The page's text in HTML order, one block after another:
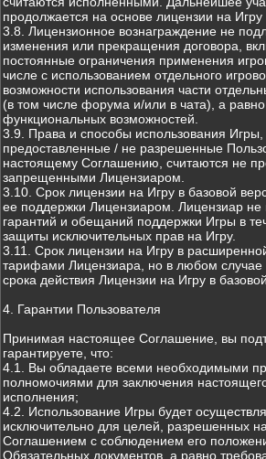
продолжается на основе лицензии на Игру
3.8. Лицензионное вознаграждение не
изменения или прекращения договора,
постоянные ограничения применения
числе с использованием отдельного
возможности использования части
(в том числе форума и/или в чата), а
функциональных возможностей.
3.9. Права и способы использования
предоставленные / не разрешенные
настоящему Соглашению, считаются не
запрещенными Лицензиаром.
3.10. Срок лицензии на Игру в базовой
ее поддержки Лицензиаром. Лицензиар не
гарантий и обещаний поддержки Игры в
защиты исключительных прав на Игру.
3.11. Срок лицензии на Игру в
тарифами Лицензиара, но в любом
срока действия Лицензии на Игру в
4. Гарантии Пользователя
Принимая настоящее Соглашение, вы
гарантируете, что:
4.1. Вы обладаете всеми необходимыми
полномочиями для заключения
исполнения;
4.2. Использование Игры будет
исключительно для целей, разрешенных
Соглашением с соблюдением его
Обязательных документов, а равно